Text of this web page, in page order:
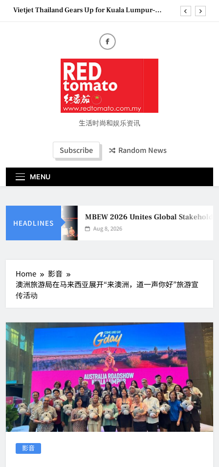
SkipVietjet Thailand Gears Up for Kuala Lumpur–
Couture Fashion Week Malaysia 2026– Press
MBEW 2026 Unites Global Stakeholders to Shape
the Future of Business Events
Vietjet Thailand Gears Up for Kuala Lumpur–
Bangkok Service Launch on9 October
Epson reinvents affordable printing with next-
generation EcoTank Series生活时尚和娱乐资讯
Subscribe Random News
MENU
HEADLINES
MBEW 2026 Unites Global
Aug 8, 2026
Home
影音
澳洲旅游局在马来西亚展开“来澳洲，道一声你好”旅游宣
传活动
影音